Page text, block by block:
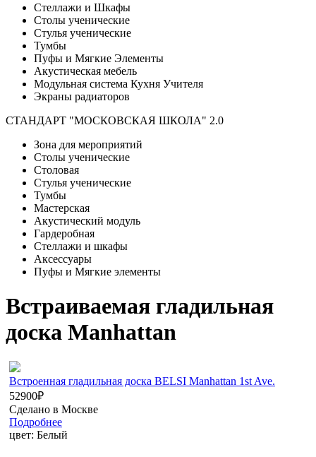
Стеллажи и Шкафы
Столы ученические
Стулья ученические
Тумбы
Пуфы и Мягкие Элементы
Акустическая мебель
Модульная система Кухня Учителя
Экраны радиаторов
СТАНДАРТ "МОСКОВСКАЯ ШКОЛА" 2.0
Зона для мероприятий
Столы ученические
Столовая
Стулья ученические
Тумбы
Мастерская
Акустический модуль
Гардеробная
Стеллажи и шкафы
Аксессуары
Пуфы и Мягкие элементы
Встраиваемая гладильная
доска Manhattan
Встроенная гладильная доска BELSI Manhattan 1st Ave.
52900₽
Сделано в Москве
Подробнее
цвет: Белый